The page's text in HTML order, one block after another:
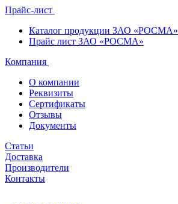
Прайс-лист
Каталог продукции ЗАО «РОСМА»
Прайс лист ЗАО «РОСМА»
Компания
О компании
Реквизиты
Сертификаты
Отзывы
Документы
Статьи
Доставка
Производители
Контакты